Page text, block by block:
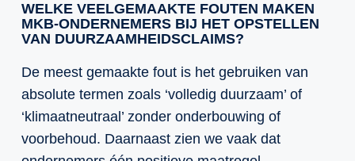
WELKE VEELGEMAAKTE FOUTEN MAKEN
MKB-ONDERNEMERS BIJ HET OPSTELLEN
VAN DUURZAAMHEIDSCLAIMS?
De meest gemaakte fout is het gebruiken van
absolute termen zoals ‘volledig duurzaam’ of
‘klimaatneutraal’ zonder onderbouwing of
voorbehoud. Daarnaast zien we vaak dat